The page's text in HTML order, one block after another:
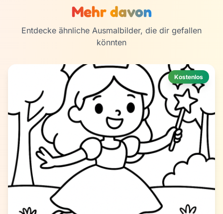
Mehr davon
Entdecke ähnliche Ausmalbilder, die dir gefallen
könnten
Kostenlos